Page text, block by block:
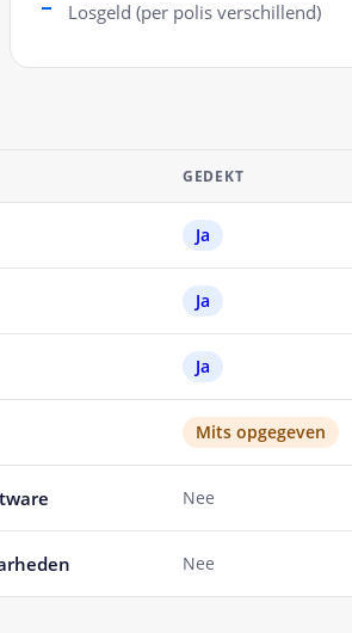
Losgeld (per polis verschillend)
GEDEKT
Ja
Ja
Ja
Mits opgegeven
Nee
Nee